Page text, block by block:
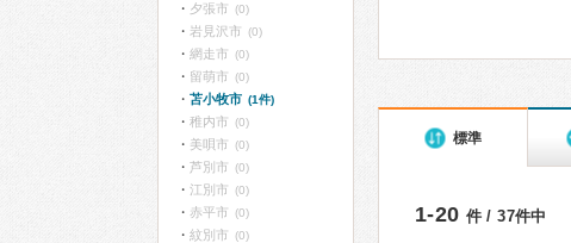
標準
1-20 件 / 37件中
夕張市 (0)
岩見沢市 (0)
網走市 (0)
留萌市 (0)
苫小牧市 (1件)
稚内市 (0)
美唄市 (0)
芦別市 (0)
江別市 (0)
赤平市 (0)
紋別市 (0)